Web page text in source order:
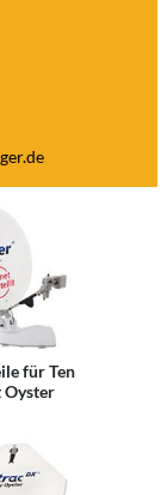
für Ten
Oyster